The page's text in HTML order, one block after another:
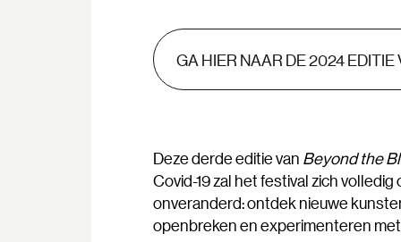
GA HIER NAAR DE 2024
Deze derde editie van Beyond the
Covid-19 zal het festival zich
onveranderd: ontdek nieuwe
openbreken en experimenteren